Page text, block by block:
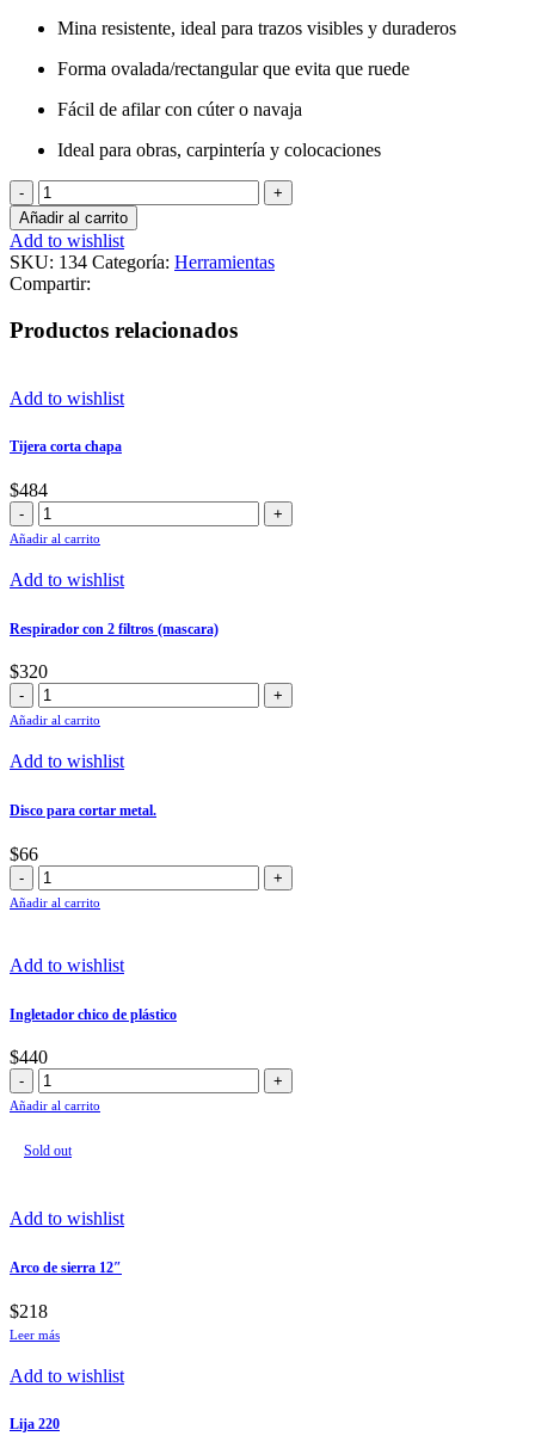
Mina resistente, ideal para trazos visibles y duraderos
Forma ovalada/rectangular que evita que ruede
Fácil de afilar con cúter o navaja
Ideal para obras, carpintería y colocaciones
Lapiz
de
carpintero
cantidad
Añadir al carrito
Add to wishlist
SKU: 134 Categoría: Herramientas
Compartir:
Productos relacionados
Add to wishlist
Tijera corta chapa
$484
Tijera
corta
cantidad
Añadir al carrito
Add to wishlist
Respirador con 2 filtros (mascara)
$320
Respirador
con
filtros
Añadir al carrito
Add to wishlist
Disco para cortar metal.
$66
Disco
para
cantidad
Añadir al carrito
Add to wishlist
Ingletador chico de plástico
$440
Ingletador
chico
plástico
cantidad
Añadir al carrito
Sold out
Add to wishlist
Arco de sierra 12″
$218
Leer más
Add to wishlist
Lija 220